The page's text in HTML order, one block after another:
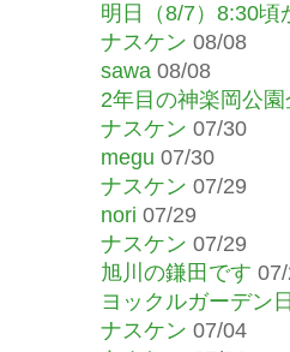
明日（8/7）8:30頃
ナスケン 08/08
sawa 08/08
2年目の神楽岡公
ナスケン 07/30
megu 07/30
ナスケン 07/29
nori 07/29
ナスケン 07/29
旭川の鎌田です
ヨックルガーデン
ナスケン 07/04